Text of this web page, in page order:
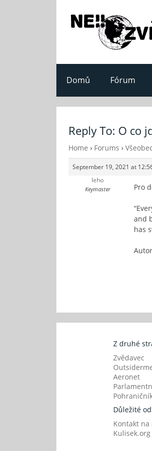
Domů Fórum
Reply To: O co
Home › Forums ›
September 19, 2021 at
leho
Keymaster Pro
and
has
Z druhé
Zvědavec
Aeronet
Důležité
Kontakt na
Kulisek.org